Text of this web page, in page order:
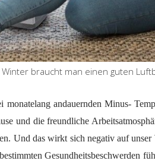
braucht man einen guten
andauernden Minus-
und die freundliche
Und das wirkt sich negativ auf
Gesundheitsbeschwerden